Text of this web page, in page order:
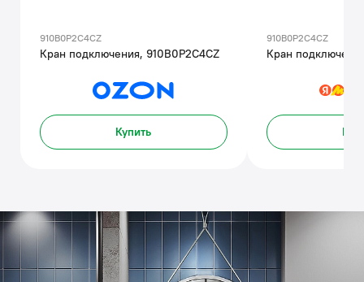
910B0P2C4CZ
Кран подключения, 910B0P2C4CZ
Купить
910B0P2C4CZ
Кран